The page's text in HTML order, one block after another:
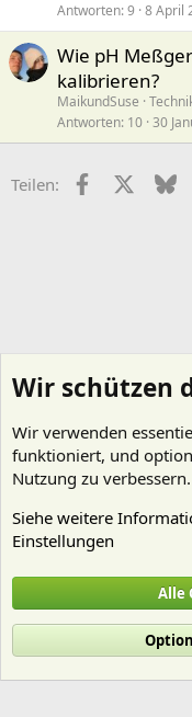
Antworten 9 8 April
Wie pH
kalibrieren?
MaikundSuse
Antworten 10 30
Teilen: Facebook
X
Cookies
Deutsch
Nutzungsbedingungen
R
Wir schützen
Wir verwenden
funktioniert, und
Nutzung zu verbessern.
Siehe weitere
Einstellungen
Alle